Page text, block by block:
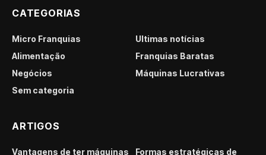
CATEGORIAS
Micro Franquias
Últimas notícias
Alimentação
Franquias Baratas
Negócios
Máquinas Lucrativas
Sem categoria
ARTIGOS
Vantagens de ter máquinas Formas estratégicas de